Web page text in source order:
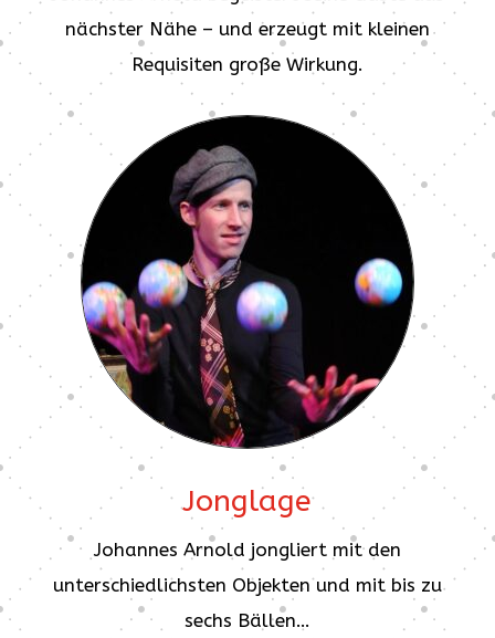
nächster Nähe – und erzeugt mit kleinen
Requisiten große Wirkung.
Jonglage
Johannes Arnold jongliert mit den
unterschiedlichsten Objekten und mit bis zu
sechs Bällen…